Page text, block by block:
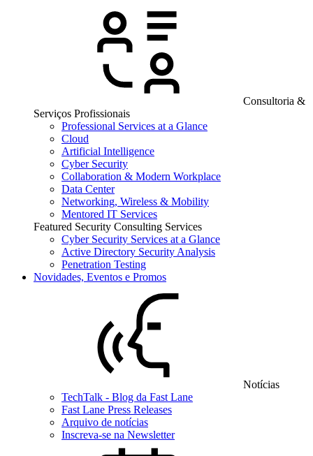
Consultoria &
Serviços Profissionais
Professional Services at a Glance
Cloud
Artificial Intelligence
Cyber Security
Collaboration & Modern Workplace
Data Center
Networking, Wireless & Mobility
Mentored IT Services
Featured Security Consulting Services
Cyber Security Services at a Glance
Active Directory Security Analysis
Penetration Testing
Novidades, Eventos e Promos
Notícias
TechTalk - Blog da Fast Lane
Fast Lane Press Releases
Arquivo de notícias
Inscreva-se na Newsletter